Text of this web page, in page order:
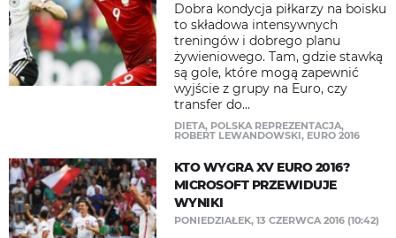
Dobra kondycja piłkarzy na boisku
to składowa intensywnych
treningów i dobrego planu
żywieniowego. Tam, gdzie stawką
są gole, które mogą zapewnić
wyjście z grupy na Euro, czy
transfer do...
DIETA, POLSKA REPREZENTACJA,
ROBERT LEWANDOWSKI, EURO 2016
KTO WYGRA XV EURO 2016?
MICROSOFT PRZEWIDUJE
WYNIKI
PONIEDZIAŁEK, 13 CZERWCA 2016 (10:42)